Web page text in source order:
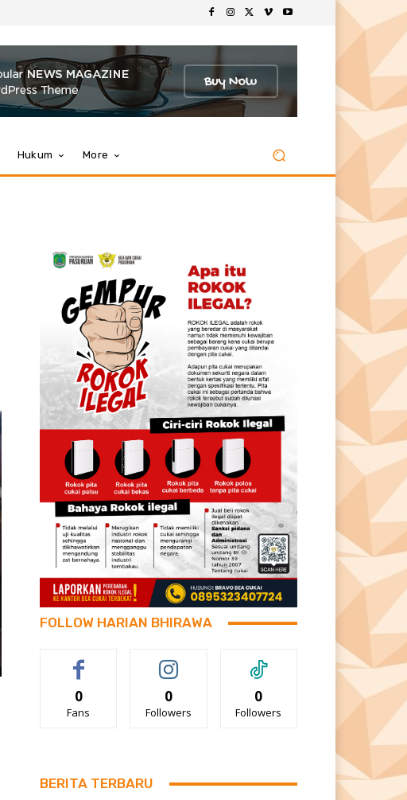
Hukum More
FOLLOW HARIAN BHIRAWA
0
Fans
0
Followers
0
Followers
BERITA TERBARU